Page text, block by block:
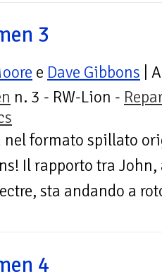
3
e Dave Gibbons |
n. 3 - RW-Lion -
nel formato spillato
Il rapporto tra
sta andando a
4